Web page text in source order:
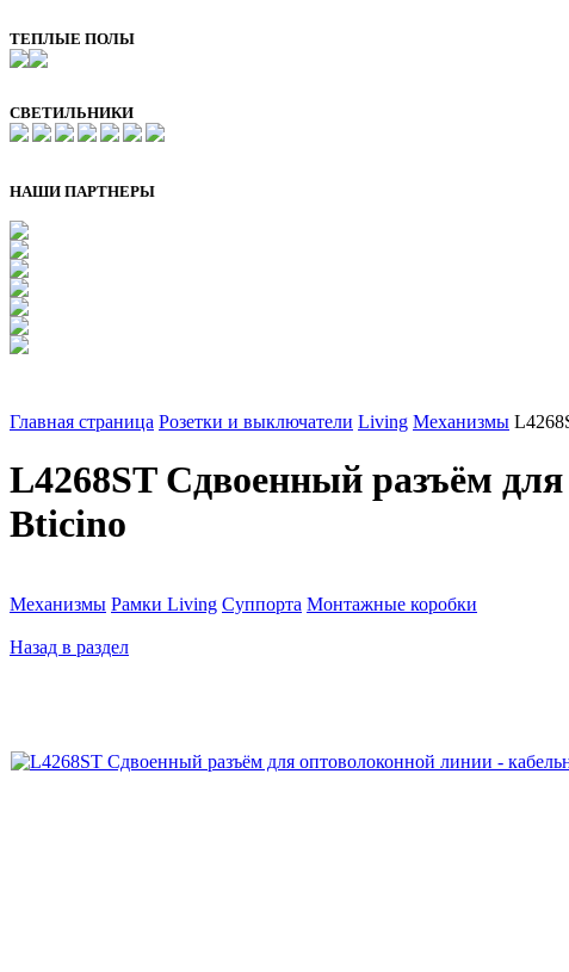
ТЕПЛЫЕ ПОЛЫ
СВЕТИЛЬНИКИ
НАШИ ПАРТНЕРЫ
Главная страница Розетки и выключатели Living Механизмы
L4268ST Сдвоенный разъём для
Bticino
Механизмы Рамки Living Суппорта Монтажные коробки
Назад в раздел